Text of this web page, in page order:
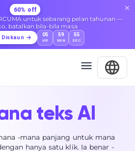
60% off
untuk sebarang pelan tahunan —
batalkan bila-bila masa
05
HR
59
MIN
54
SEC
teks AI
-mana panjang untuk mana
hanya satu klik. Ia benar -